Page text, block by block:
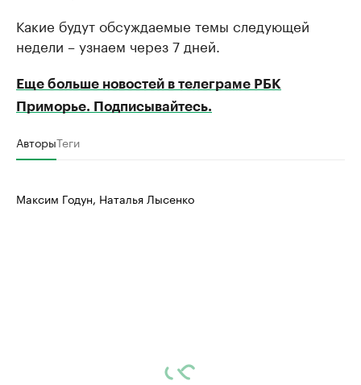
Какие будут обсуждаемые темы следующей
недели – узнаем через 7 дней.
Еще больше новостей в телеграме РБК
Приморье. Подписывайтесь.
АвторыТеги
Максим Годун, Наталья Лысенко